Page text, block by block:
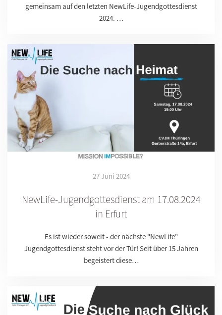
gemeinsam auf den letzten NewLife-Jugendgottesdienst
2024. …
27 Juni 2024
NewLife-Jugendgottesdienst am 17.08.2024
in Erfurt
Es ist wieder soweit - der nächste "NewLife"
Jugendgottesdienst steht vor der Tür! Seit über 15 Jahren
begeistert diese…